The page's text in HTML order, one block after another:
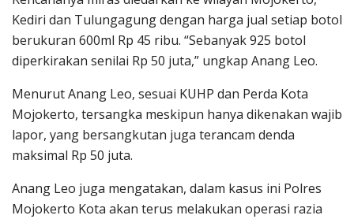
Kediri dan Tulungagung dengan harga jual setiap botol
berukuran 600ml Rp 45 ribu. “Sebanyak 925 botol
diperkirakan senilai Rp 50 juta,” ungkap Anang Leo.
Menurut Anang Leo, sesuai KUHP dan Perda Kota
Mojokerto, tersangka meskipun hanya dikenakan wajib
lapor, yang bersangkutan juga terancam denda
maksimal Rp 50 juta.
Anang Leo juga mengatakan, dalam kasus ini Polres
Mojokerto Kota akan terus melakukan operasi razia